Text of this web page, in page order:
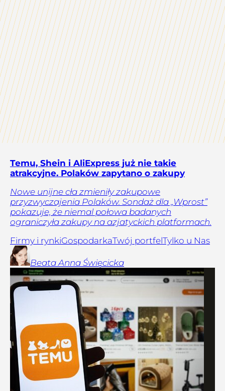
Temu, Shein i AliExpress już nie takie
atrakcyjne. Polaków zapytano o zakupy
Nowe unijne cła zmieniły zakupowe
przyzwyczajenia Polaków. Sondaż dla „Wprost”
pokazuje, że niemal połowa badanych
ograniczyła zakupy na azjatyckich platformach.
Firmy i rynkiGospodarkaTwój portfelTylko u Nas
Beata Anna Święcicka